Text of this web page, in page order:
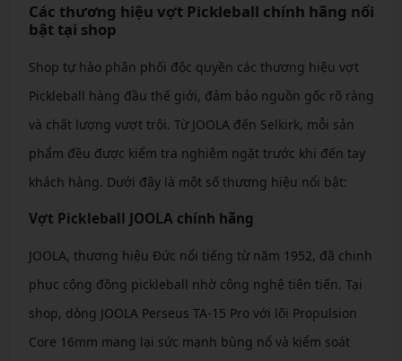
Các thương hiệu vợt Pickleball chính hãng nổi
bật tại shop
Shop tự hào phân phối độc quyền các thương hiệu vợt
Pickleball hàng đầu thế giới, đảm bảo nguồn gốc rõ ràng
và chất lượng vượt trội. Từ JOOLA đến Selkirk, mỗi sản
phẩm đều được kiểm tra nghiêm ngặt trước khi đến tay
khách hàng. Dưới đây là một số thương hiệu nổi bật:
Vợt Pickleball JOOLA chính hãng
JOOLA, thương hiệu Đức nổi tiếng từ năm 1952, đã chinh
phục cộng đồng pickleball nhờ công nghệ tiên tiến. Tại
shop, dòng JOOLA Perseus TA-15 Pro với lõi Propulsion
Core 16mm mang lại sức mạnh bùng nổ và kiểm soát